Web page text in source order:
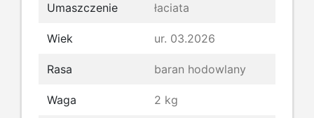
Umaszczenie łaciata
Wiek ur. 03.2026
Rasa baran hodowlany
Waga 2 kg